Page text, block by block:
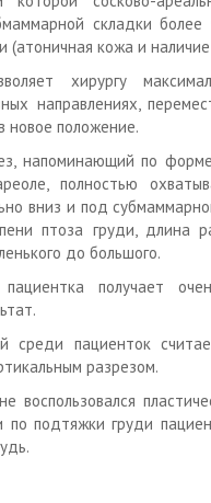
складки
(атоничная кожа и
хирургу
направлениях,
новое положение.
напоминающий по
полностью
вниз и под
птоза груди, длина
до большого.
получает
среди пациенток
разрезом.
воспользовался
по подтяжки груди